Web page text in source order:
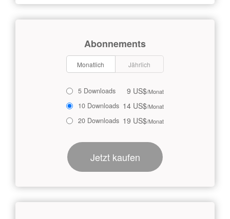
Abonnements
Monatlich Jährlich
5 Downloads 9 US$/Monat
10 Downloads 14 US$/Monat
20 Downloads 19 US$/Monat
Jetzt kaufen